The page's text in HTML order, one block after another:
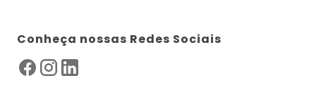
Conheça nossas Redes Sociais